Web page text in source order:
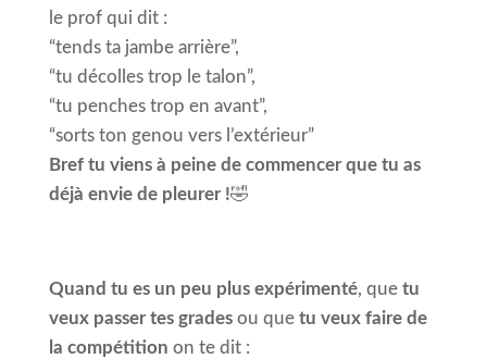
le prof qui dit :
“tends ta jambe arrière”,
“tu décolles trop le talon”,
“tu penches trop en avant”,
“sorts ton genou vers l’extérieur”
Bref tu viens à peine de commencer que tu as
déjà envie de pleurer !🤣
Quand tu es un peu plus expérimenté, que tu
veux passer tes gradesou que tu veux faire de
la compétition on te dit :